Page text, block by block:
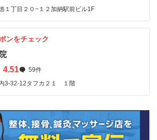
１丁目２０−１２加納駅前ビル1F
ンをチェック
4.51
59件
3-32-12タフカ２１ １階